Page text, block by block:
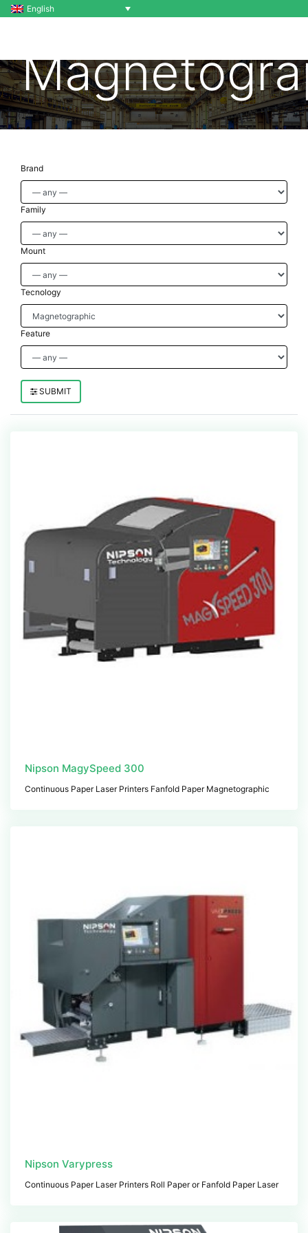
English
Brand
Family
Mount
Tecnology
Feature
SUBMIT
Nipson MagySpeed 300
Continuous Paper Laser Printers Fanfold Paper Magnetographic
Nipson Varypress
Continuous Paper Laser Printers Roll Paper or Fanfold Paper Laser